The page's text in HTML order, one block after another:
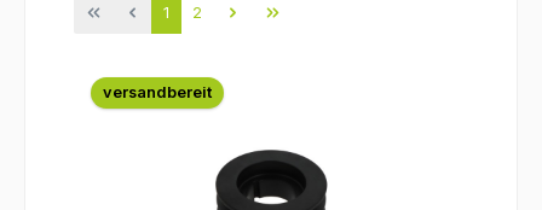
Seite
1 Seite
2
versandbereit